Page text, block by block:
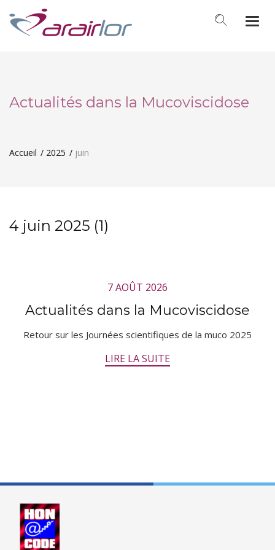
Actualités dans la Mucoviscidose
Accueil 2025 juin
4 juin 2025 (1)
7 AOÛT 2026
Actualités dans la Mucoviscidose
Retour sur les Journées scientifiques de la muco 2025
LIRE LA SUITE